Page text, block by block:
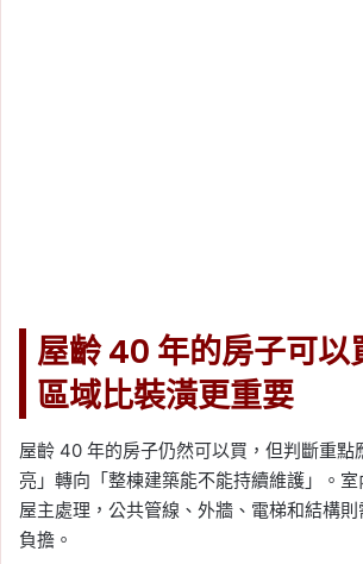
屋齡 40 年的房子可以
區域比裝潢更重要
屋齡 40 年的房子仍然可以買，但判斷重點
亮」轉向「整棟建築能不能持續維護」。
屋主處理，公共管線、外牆、電梯和結構
負擔。